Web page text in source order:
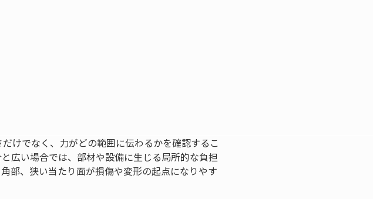
けでなく、力がどの範囲に伝わるかを確認するこ
広い場合では、部材や設備に生じる局所的な負担
部、狭い当たり面が損傷や変形の起点になりやす